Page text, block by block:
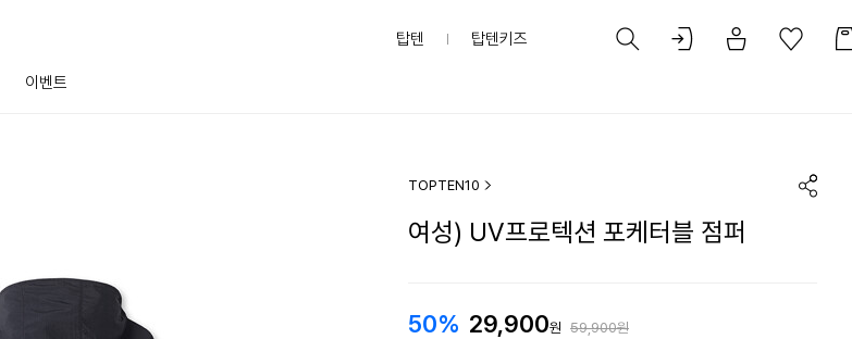
이벤트
탑텐 탑텐키즈
TOPTEN10
여성) UV프로텍션 포케터블 점퍼
50% 29,900원 59,900원